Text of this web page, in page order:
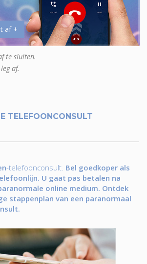
af +
te sluiten.
af.
TELEFOONCONSULT
-telefoonconsult. Bel goedkoper als
U gaat pas betalen na
online medium. Ontdek
stappenplan van een paranormaal